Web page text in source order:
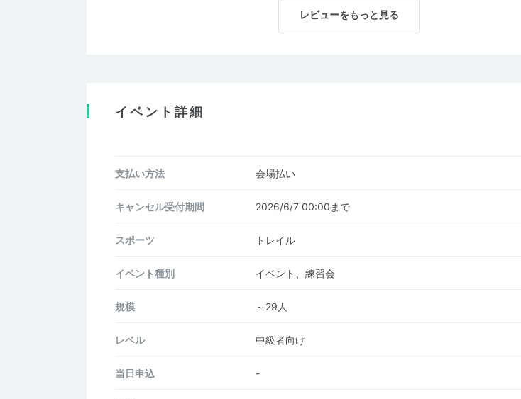
レビューをもっと見る
イベント詳細
支払い方法 会場払い
キャンセル受付期間 2026/6/7 00:00まで
スポーツ トレイル
イベント種別 イベント、練習会
規模 ～29人
レベル 中級者向け
当日申込 -